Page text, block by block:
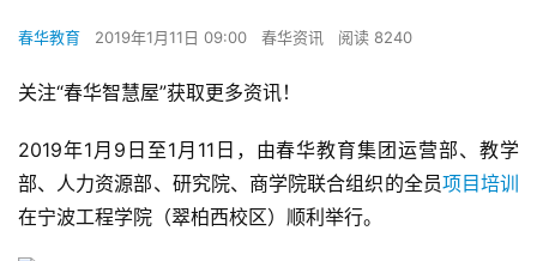
春华教育 2019年1月11日 09:00 春华资讯 阅读 8240
关注“春华智慧屋”获取更多资讯！
2019年1月9日至1月11日，由春华教育集团运营部、教学
部、人力资源部、研究院、商学院联合组织的全员项目培训
在宁波工程学院（翠柏西校区）顺利举行。